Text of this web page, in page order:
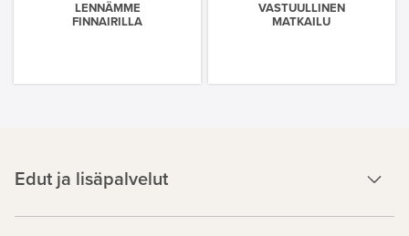
LENNÄMME
FINNAIRILLA
VASTUULLINEN
MATKAILU
Edut ja lisäpalvelut